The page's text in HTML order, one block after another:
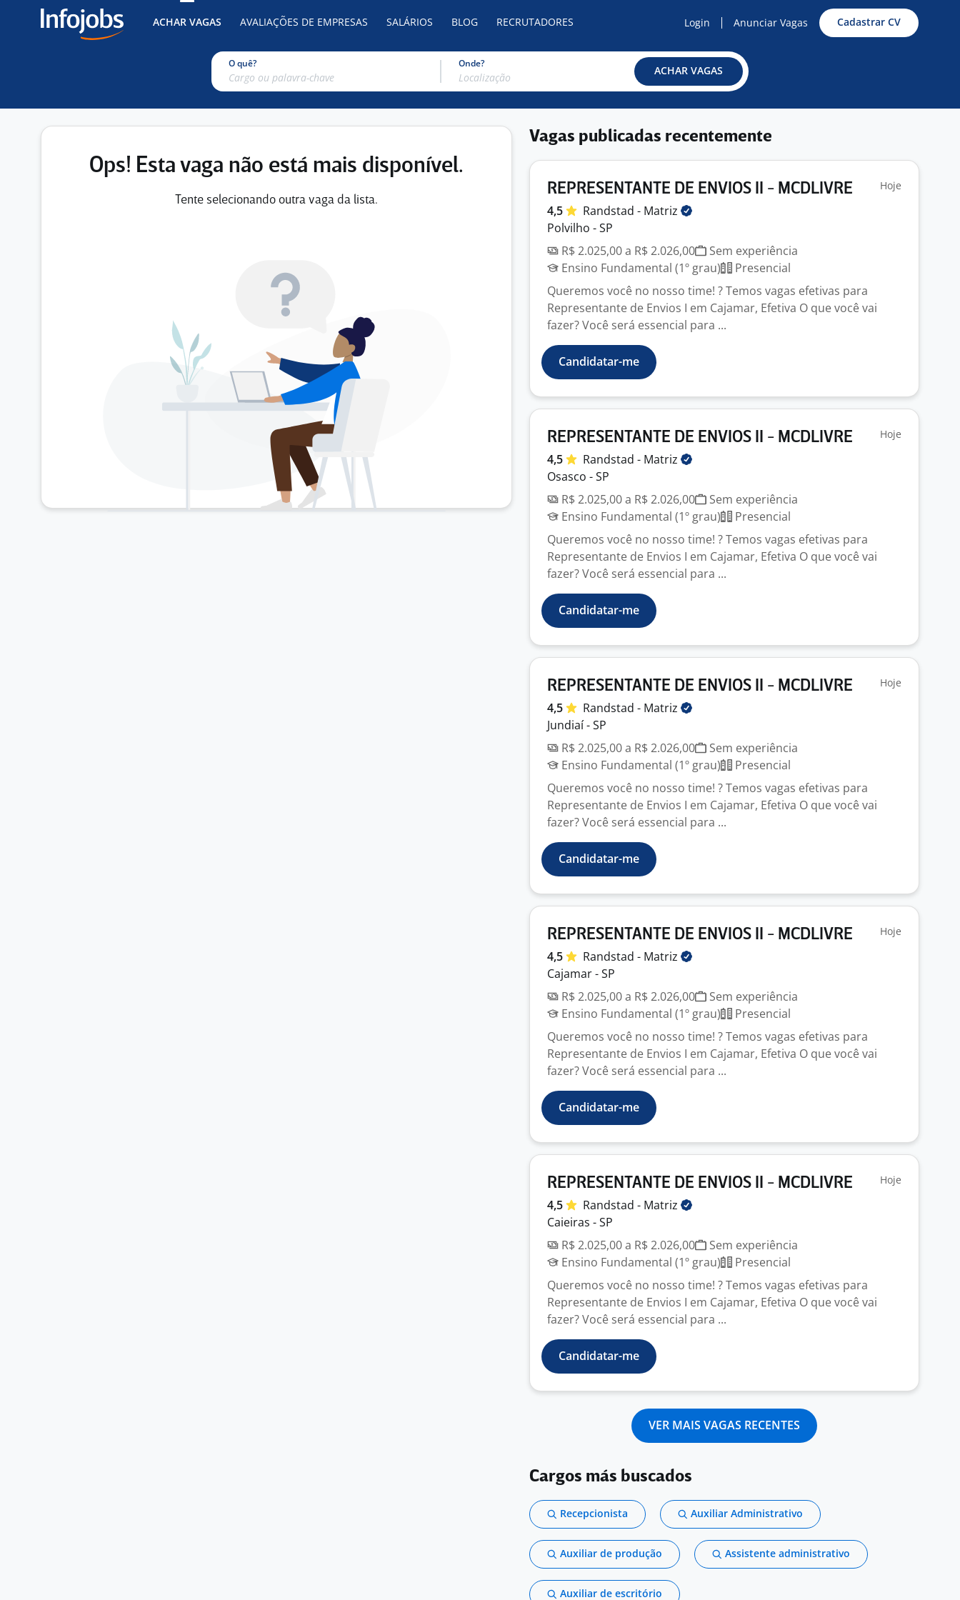
ACHAR VAGAS AVALIAÇÕES DE EMPRESAS SALÁRIOS BLOG RECRUTADORES Login Anunciar Vagas Cadastrar CV
O quê? Onde?
ACHAR VAGAS
Ops! Esta vaga não está mais disponível.
Tente selecionando outra vaga da lista.
Vagas publicadas recentemente
REPRESENTANTE DE ENVIOS II - MCDLIVRE Hoje
4,5 Randstad - Matriz
Polvilho - SP
R$ 2.025,00 a R$ 2.026,00
Sem experiência
Ensino Fundamental (1º grau)
Presencial
Queremos você no nosso time! ? Temos vagas efetivas para
Representante de Envios I em Cajamar, Efetiva O que você vai
fazer? Você será essencial para ...
Candidatar-me
REPRESENTANTE DE ENVIOS II - MCDLIVRE Hoje
4,5 Randstad - Matriz
Osasco - SP
R$ 2.025,00 a R$ 2.026,00
Sem experiência
Ensino Fundamental (1º grau)
Presencial
Queremos você no nosso time! ? Temos vagas efetivas para
Representante de Envios I em Cajamar, Efetiva O que você vai
fazer? Você será essencial para ...
Candidatar-me
REPRESENTANTE DE ENVIOS II - MCDLIVRE Hoje
4,5 Randstad - Matriz
Jundiaí - SP
R$ 2.025,00 a R$ 2.026,00
Sem experiência
Ensino Fundamental (1º grau)
Presencial
Queremos você no nosso time! ? Temos vagas efetivas para
Representante de Envios I em Cajamar, Efetiva O que você vai
fazer? Você será essencial para ...
Candidatar-me
REPRESENTANTE DE ENVIOS II - MCDLIVRE Hoje
4,5 Randstad - Matriz
Cajamar - SP
R$ 2.025,00 a R$ 2.026,00
Sem experiência
Ensino Fundamental (1º grau)
Presencial
Queremos você no nosso time! ? Temos vagas efetivas para
Representante de Envios I em Cajamar, Efetiva O que você vai
fazer? Você será essencial para ...
Candidatar-me
REPRESENTANTE DE ENVIOS II - MCDLIVRE Hoje
4,5 Randstad - Matriz
Caieiras - SP
R$ 2.025,00 a R$ 2.026,00
Sem experiência
Ensino Fundamental (1º grau)
Presencial
Queremos você no nosso time! ? Temos vagas efetivas para
Representante de Envios I em Cajamar, Efetiva O que você vai
fazer? Você será essencial para ...
Candidatar-me
VER MAIS VAGAS RECENTES
Cargos más buscados
Recepcionista Auxiliar Administrativo
Auxiliar de produção Assistente administrativo
Auxiliar de escritório